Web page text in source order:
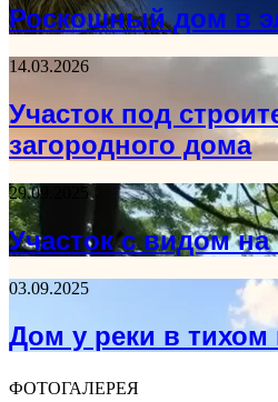
Роскошный дом в
14.03.2026
Участок под
загородного дома
29.09.2025
Участок с видом на
03.09.2025
Дом у реки в тихом
ФОТОГАЛЕРЕЯ